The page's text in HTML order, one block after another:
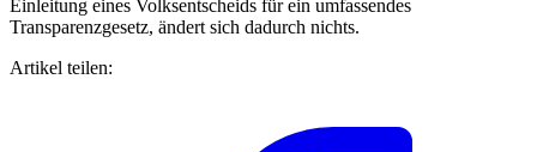
Einleitung eines Volksentscheids für ein umfassendes
Transparenzgesetz, ändert sich dadurch nichts.
Artikel teilen: